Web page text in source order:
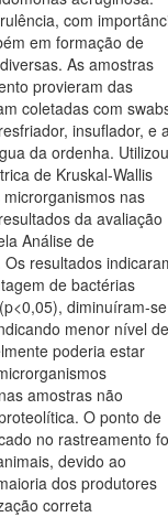
com
em formação de
As amostras
provieram das
coletadas com
insuflador, e
da ordenha.
de Kruskal-Wallis
nas
da avaliação
Análise de
resultados
de bactérias
diminuíram-se
menor nível de
poderia estar
amostras não
O ponto de
no rastreamento
devido ao
dos produtores
correta